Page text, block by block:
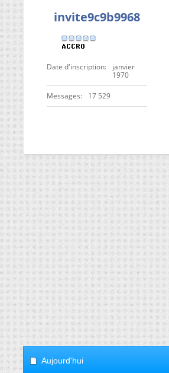
invite9c9b9968
Date d'inscription
janvier
1970
Messages 17 529
Aujourd'hui